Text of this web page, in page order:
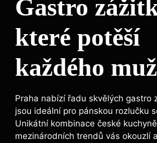
Gastro
které potěší ​
každého
Praha nabízí řadu skvělých gastro
jsou ideální pro pánskou rozlučku
Unikátní kombinace české‍
mezinárodních trendů vás okouzlí